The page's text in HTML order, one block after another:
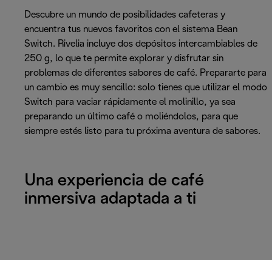
Descubre un mundo de posibilidades cafeteras y
encuentra tus nuevos favoritos con el sistema Bean
Switch. Rivelia incluye dos depósitos intercambiables de
250 g, lo que te permite explorar y disfrutar sin
problemas de diferentes sabores de café. Prepararte para
un cambio es muy sencillo: solo tienes que utilizar el modo
Switch para vaciar rápidamente el molinillo, ya sea
preparando un último café o moliéndolos, para que
siempre estés listo para tu próxima aventura de sabores.
Una experiencia de café
inmersiva adaptada a ti